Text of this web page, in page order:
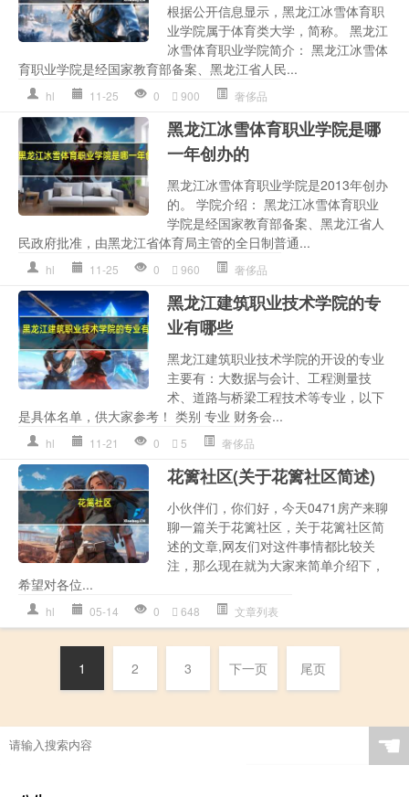
根据公开信息显示，黑龙江冰雪体育职
业学院属于体育类大学，简称。 黑龙江
冰雪体育职业学院简介： 黑龙江冰雪体
育职业学院是经国家教育部备案、黑龙江省人民...
hl 11-25 0 900 奢侈品
黑龙江冰雪体育职业学院是哪
一年创办的
黑龙江冰雪体育职业学院是2013年创办
的。 学院介绍： 黑龙江冰雪体育职业
学院是经国家教育部备案、黑龙江省人
民政府批准，由黑龙江省体育局主管的全日制普通...
hl 11-25 0 960 奢侈品
黑龙江建筑职业技术学院的专
业有哪些
黑龙江建筑职业技术学院的开设的专业
主要有：大数据与会计、工程测量技
术、道路与桥梁工程技术等专业，以下
是具体名单，供大家参考！ 类别 专业 财务会...
hl 11-21 0 5 奢侈品
花篱社区(关于花篱社区简述)
小伙伴们，你们好，今天0471房产来聊
聊一篇关于花篱社区，关于花篱社区简
述的文章,网友们对这件事情都比较关
注，那么现在就为大家来简单介绍下，
希望对各位...
hl 05-14 0 648 文章列表
1 2 3 下一页 尾页
☚